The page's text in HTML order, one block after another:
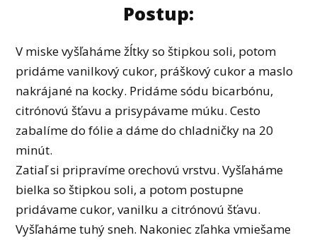
Postup:
V miske vyšľaháme žĺtky so štipkou soli, potom
pridáme vanilkový cukor, práškový cukor a maslo
nakrájané na kocky. Pridáme sódu bicarbónu,
citrónovú šťavu a prisypávame múku. Cesto
zabalíme do fólie a dáme do chladničky na 20
minút.
Zatiaľ si pripravíme orechovú vrstvu. Vyšľaháme
bielka so štipkou soli, a potom postupne
pridávame cukor, vanilku a citrónovú šťavu.
Vyšľaháme tuhý sneh. Nakoniec zľahka vmiešame